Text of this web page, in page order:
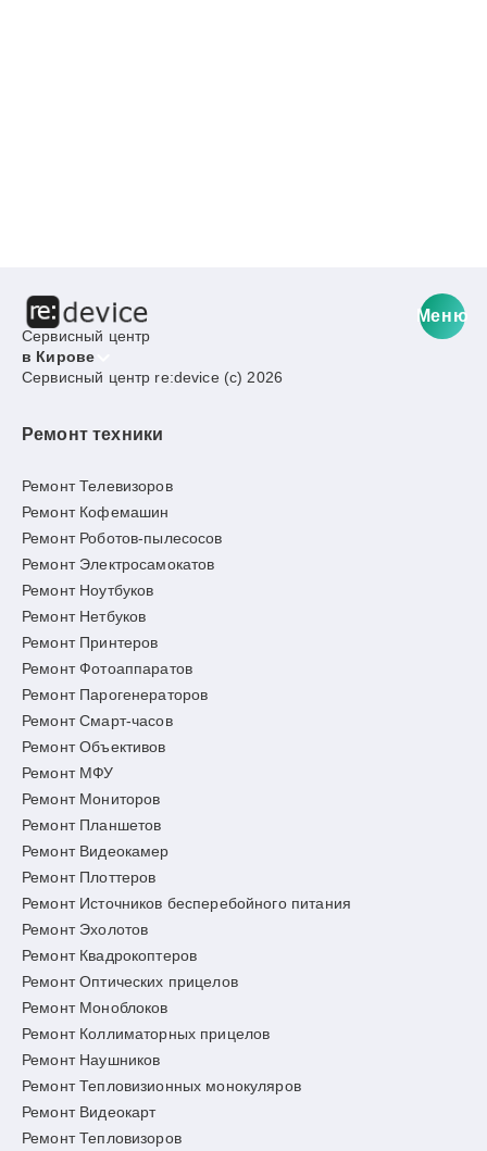
Сервисный центр
в Кирове
Меню
Сервисный центр re:device (c) 2026
Ремонт техники
Ремонт Телевизоров
Ремонт Кофемашин
Ремонт Роботов-пылесосов
Ремонт Электросамокатов
Ремонт Ноутбуков
Ремонт Нетбуков
Ремонт Принтеров
Ремонт Фотоаппаратов
Ремонт Парогенераторов
Ремонт Смарт-часов
Ремонт Объективов
Ремонт МФУ
Ремонт Мониторов
Ремонт Планшетов
Ремонт Видеокамер
Ремонт Плоттеров
Ремонт Источников бесперебойного питания
Ремонт Эхолотов
Ремонт Квадрокоптеров
Ремонт Оптических прицелов
Ремонт Моноблоков
Ремонт Коллиматорных прицелов
Ремонт Наушников
Ремонт Тепловизионных монокуляров
Ремонт Видеокарт
Ремонт Тепловизоров